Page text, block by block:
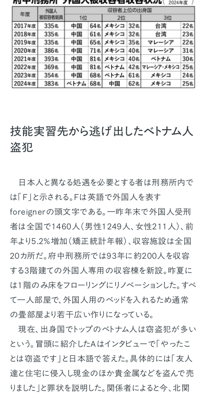
技能実習先から逃げ出したベトナム人
盗犯
日本人と異なる処遇を必要とする者は刑務所内で
は「Ｆ」と示される。Ｆは英語で外国人を表す
foreignerの頭文字である。一昨年末で外国人受刑
者は全国で1460人（男性1249人、女性211人）、前
年より5.2%増加（矯正統計年報）、収容施設は全国
20カ所だ。府中刑務所では93年に約200人を収容
する3階建ての外国人専用の収容棟を新設。昨夏に
は1階のみ床をフローリングにリノベーションした。すべ
て一人部屋で、外国人用のベッドを入れるため通常
の畳部屋より若干広い作りになっている。
現在、出身国でトップのベトナム人は窃盗犯が多い
という。冒頭に紹介したＡはインタビューで「やったこ
とは窃盗です」と日本語で答えた。具体的には「友人
達と住宅に侵入し現金のほか貴金属などを盗んで売
りました」と罪状を説明した。関係者によると今、北関